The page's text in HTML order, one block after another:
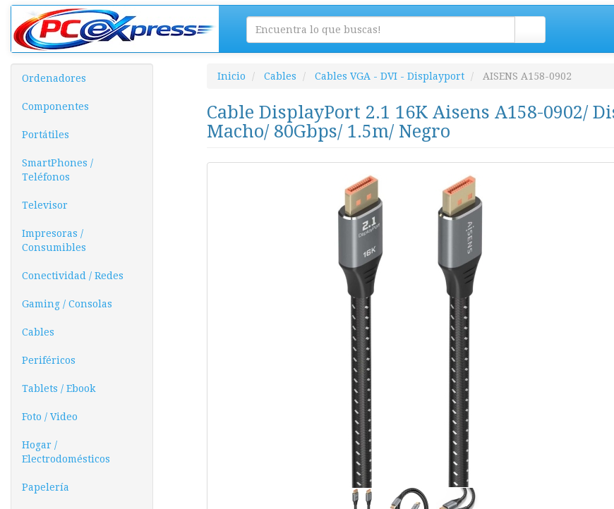
Ordenadores
Componentes
Portátiles
SmartPhones /
Teléfonos
Televisor
Impresoras /
Consumibles
Conectividad / Redes
Gaming / Consolas
Cables
Periféricos
Tablets / Ebook
Foto / Video
Hogar /
Electrodomésticos
Papelería
Inicio Cables Cables VGA - DVI - Displayport AISENS A158-0902
Cable DisplayPort 2.1 16K Aisens A158-0902/
Macho/ 80Gbps/ 1.5m/ Negro